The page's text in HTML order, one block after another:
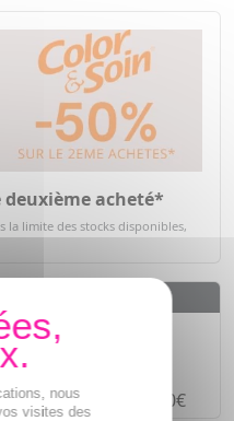
deuxième acheté*
la limite des stocks disponibles,
fraisà partir de 30€
nous
visites des